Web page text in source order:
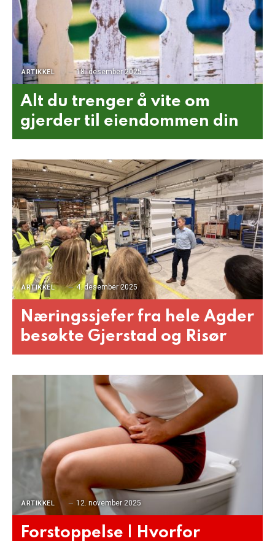
ARTIKKEL 18. desember 2025
Alt du trenger å vite om
gjerder til eiendommen din
ARTIKKEL 4. desember 2025
Næringssjefer fra hele Agder
besøkte Gjerstad og Risør
ARTIKKEL 12. november 2025
Forstoppelse | Hvorfor